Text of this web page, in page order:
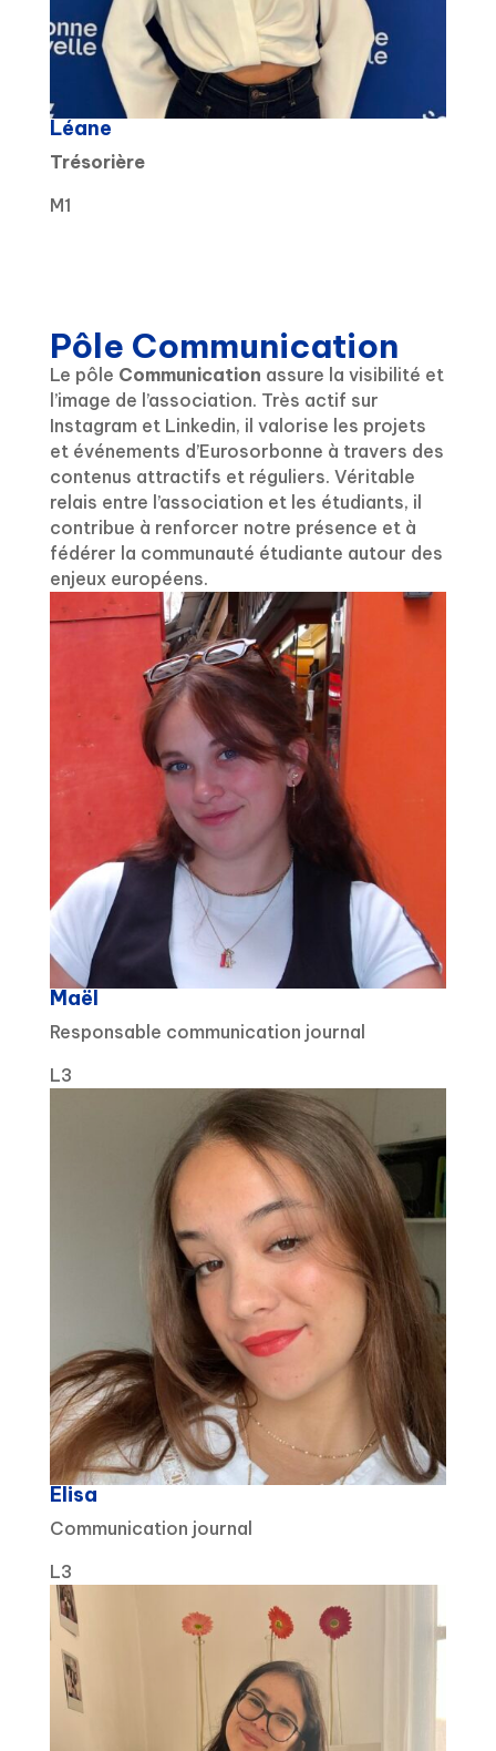
Léane
Trésorière
M1
Pôle Communication
Le pôle Communication assure la visibilité et
l’image de l’association. Très actif sur
Instagram et Linkedin, il valorise les projets
et événements d’Eurosorbonne à travers des
contenus attractifs et réguliers. Véritable
relais entre l’association et les étudiants, il
contribue à renforcer notre présence et à
fédérer la communauté étudiante autour des
enjeux européens.
Maël
Responsable communication journal
L3
Elisa
Communication journal
L3